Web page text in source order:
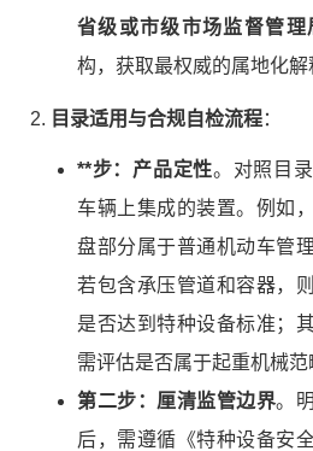
省级或市级市场监督管理
构，获取最权威的属地化解
目录适用与合规自检流程：
**步：产品定性。对照目
车辆上集成的装置。例如
盘部分属于普通机动车管
若包含承压管道和容器，
是否达到特种设备标准；
需评估是否属于起重机械范
第二步：厘清监管边界。
后，需遵循《特种设备安